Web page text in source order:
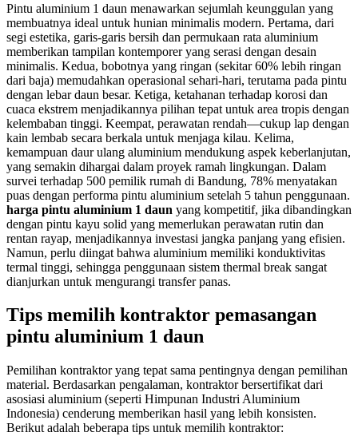
Pintu aluminium 1 daun menawarkan sejumlah keunggulan yang
membuatnya ideal untuk hunian minimalis modern. Pertama, dari
segi estetika, garis-garis bersih dan permukaan rata aluminium
memberikan tampilan kontemporer yang serasi dengan desain
minimalis. Kedua, bobotnya yang ringan (sekitar 60% lebih ringan
dari baja) memudahkan operasional sehari-hari, terutama pada pintu
dengan lebar daun besar. Ketiga, ketahanan terhadap korosi dan
cuaca ekstrem menjadikannya pilihan tepat untuk area tropis dengan
kelembaban tinggi. Keempat, perawatan rendah—cukup lap dengan
kain lembab secara berkala untuk menjaga kilau. Kelima,
kemampuan daur ulang aluminium mendukung aspek keberlanjutan,
yang semakin dihargai dalam proyek ramah lingkungan. Dalam
survei terhadap 500 pemilik rumah di Bandung, 78% menyatakan
puas dengan performa pintu aluminium setelah 5 tahun penggunaan.
harga pintu aluminium 1 daun yang kompetitif, jika dibandingkan
dengan pintu kayu solid yang memerlukan perawatan rutin dan
rentan rayap, menjadikannya investasi jangka panjang yang efisien.
Namun, perlu diingat bahwa aluminium memiliki konduktivitas
termal tinggi, sehingga penggunaan sistem thermal break sangat
dianjurkan untuk mengurangi transfer panas.
Tips memilih kontraktor pemasangan
pintu aluminium 1 daun
Pemilihan kontraktor yang tepat sama pentingnya dengan pemilihan
material. Berdasarkan pengalaman, kontraktor bersertifikat dari
asosiasi aluminium (seperti Himpunan Industri Aluminium
Indonesia) cenderung memberikan hasil yang lebih konsisten.
Berikut adalah beberapa tips untuk memilih kontraktor: